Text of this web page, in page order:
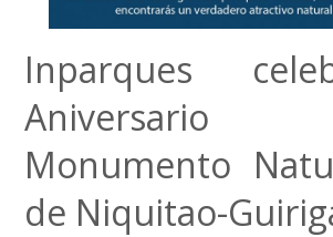
Inparques
Monumento
de Niquitao-